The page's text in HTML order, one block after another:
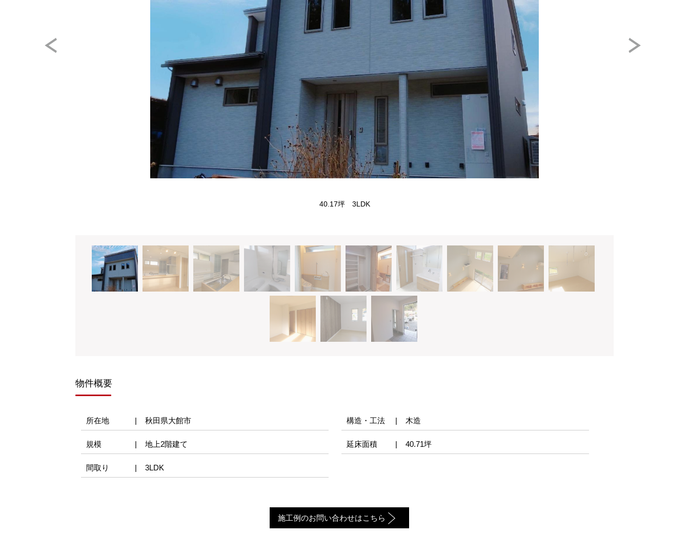
40.17坪 3LDK
物件概要
所在地 秋田県大館市 構造・工法 木造
規模 地上2階建て 延床面積 40.71坪
間取り 3LDK
施工例のお問い合わせはこちら